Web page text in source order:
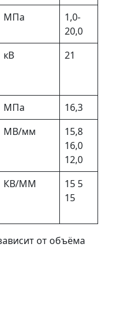
МПа
1,0-
20,0
кВ 21
МПа
16,3
МВ/мм
15,8
16,0
12,0
КВ/ММ
15 5
15
от объёма